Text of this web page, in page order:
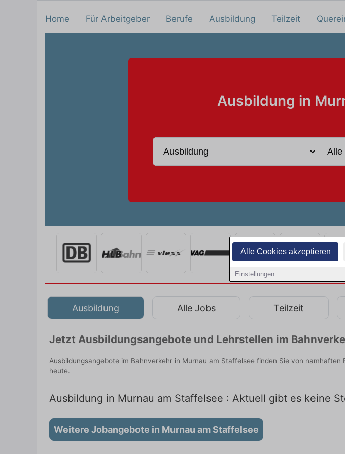
Alle Cookies akzeptieren
Einstellungen
Home Für Arbeitgeber Berufe Ausbildung Teilzeit
Ausbildung in
Ausbildung Alle Jobs Teilzeit
Jetzt Ausbildungsangebote und Lehrstellen im
Ausbildungsangebote im Bahnverkehr in Murnau am Staffelsee finden Sie von
heute.
Ausbildung in Murnau am Staffelsee : Aktuell gibt es keine
Weitere Jobangebote in Murnau am Staffelsee